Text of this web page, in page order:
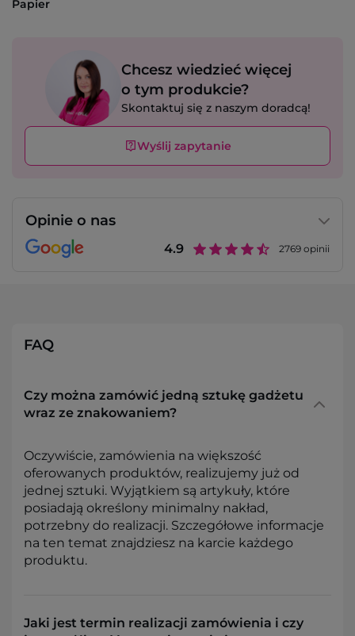
Papier
Chcesz wiedzieć więcej
o tym produkcie?
Skontaktuj się z naszym doradcą!
Wyślij zapytanie
Opinie o nas
4.9 2769 opinii
FAQ
Czy można zamówić jedną sztukę gadżetu
wraz ze znakowaniem?
Oczywiście, zamówienia na większość
oferowanych produktów, realizujemy już od
jednej sztuki. Wyjątkiem są artykuły, które
posiadają określony minimalny nakład,
potrzebny do realizacji. Szczegółowe informacje
na ten temat znajdziesz na karcie każdego
produktu.
Jaki jest termin realizacji zamówienia i czy